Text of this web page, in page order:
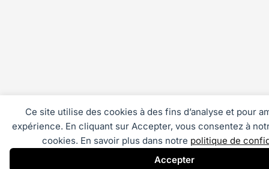
Ce site utilise des cookies à des fins d’analyse et pour
expérience. En cliquant sur Accepter, vous consentez à
cookies. En savoir plus dans notre politique de
Accepter